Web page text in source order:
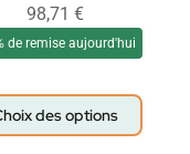
98,71 €
de remise aujourd'hui
des options